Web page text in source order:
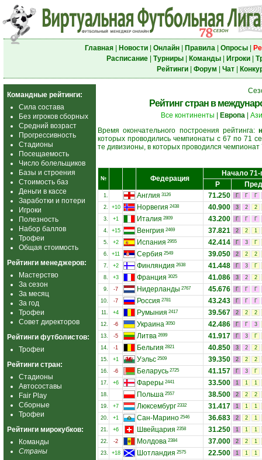
Главная| Новости| Онлайн| Правила| Опросы|
Расписание| Турниры| Команды| Игроки|
Рейтинги| Форум Чат|
Командные рейтинги:
Сила состава
Без игроков сборных
Средний возраст
Прогрессивность
Стадионы
Посещаемость
Число болельщиков
Базы и строения
Стоимость баз
Деньги в кассе
Заработки и потери
Игроки
Полезность
Набор баллов
Трофеи
Общая стоимость
Рейтинги менеджеров:
Мастерство
За сезон
За месяц
За год
Трофеи
Совет директоров
Рейтинги футболистов:
Трофеи
Рейтинги стран:
Стадионы
Автосоставы
Fair Play
Сборные
Трофеи
Рейтинги мирокубков:
Команды
Страны
Рейтинг стран в
Все континенты Европа
Время окончательного построения рейтинга:
которых проводились чемпионаты с 67 по 71
те дивизионы, в которых проводился чемпионат
№ Федерация
Начало 71-
Р
1. Англия 3126 71.250 Г Г
Г
2.
+10 Норвегия 2438 40.900 3 2
2
3.
+1 Италия 2809 43.200 Г Г
Г
4.
+15 Венгрия 2469 37.821 2 2
1
5.
+2 Испания 2955 42.414 Г 3
Г
6.
+11 Сербия 2549 39.050 2 2
2
7.
+2 Финляндия 2638 41.448 Г 3
Г
8.
+3 Франция 3025 41.086 3 2
2
9.
-7 Нидерланды 2767 45.676 Г Г
Г
10.
-7 Россия 2781 43.243 Г Г
Г
11.
+4 Румыния 2417 39.567 2 2
2
12.
-6 Украина 3050 42.486 Г Г
3
13.
-5 Литва 2699 41.917 Г 3
Г
14.
-1 Бельгия 2821 40.850 3 2
2
15.
+1 Уэльс 2509 39.350 2 2
2
16.
-6 Беларусь 2725 41.157 Г 3
Г
17.
+6 Фареры 2441 33.500 1 1
1
18.
Польша 2557 38.500 2 2
2
19.
+7 Люксембург 2332 31.417 1 1
1
20.
+1 Сан-Марино 2546 36.683 2 2
1
21.
+6 Швейцария 2358 31.250 1 1
1
22.
-2 Молдова 2384 37.000 2 2
1
23.
+18 Шотландия 2575 22.500 1 1
1